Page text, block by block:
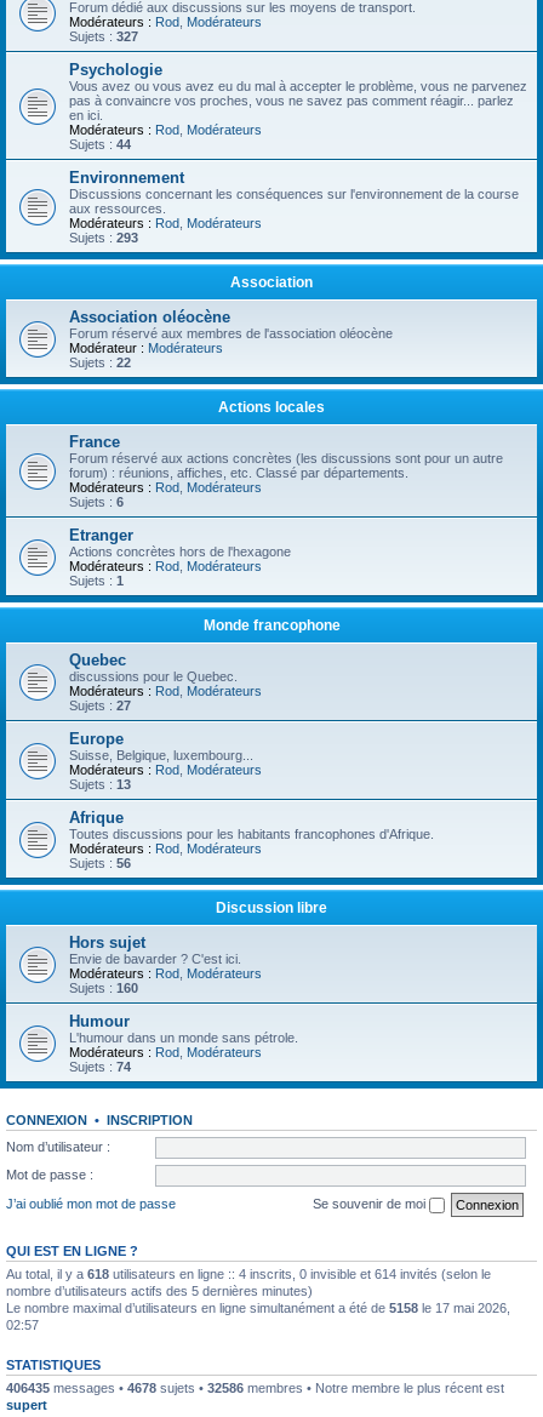
Forum dédié aux discussions sur les moyens de transport.
Modérateurs : Rod Modérateurs
Sujets : 327
Psychologie
Vous avez ou vous avez eu du mal à accepter le problème, vous ne parvenez
pas à convaincre vos proches, vous ne savez pas comment réagir... parlez
en ici.
Modérateurs : Rod Modérateurs
Sujets : 44
Environnement
Discussions concernant les conséquences sur l'environnement de la course
aux ressources.
Modérateurs : Rod Modérateurs
Sujets : 293
Association
Association oléocène
Forum réservé aux membres de l'association oléocène
Modérateur : Modérateurs
Sujets : 22
Actions locales
France
Forum réservé aux actions concrètes (les discussions sont pour un autre
forum) : réunions, affiches, etc. Classé par départements.
Modérateurs : Rod Modérateurs
Sujets : 6
Etranger
Actions concrètes hors de l'hexagone
Modérateurs : Rod Modérateurs
Sujets : 1
Monde francophone
Quebec
discussions pour le Quebec.
Modérateurs : Rod Modérateurs
Sujets : 27
Europe
Suisse, Belgique, luxembourg...
Modérateurs : Rod Modérateurs
Sujets : 13
Afrique
Toutes discussions pour les habitants francophones d'Afrique.
Modérateurs : Rod Modérateurs
Sujets : 56
Discussion libre
Hors sujet
Envie de bavarder ? C'est ici.
Modérateurs : Rod Modérateurs
Sujets : 160
Humour
L'humour dans un monde sans pétrole.
Modérateurs : Rod Modérateurs
Sujets : 74
CONNEXION • INSCRIPTION
Nom d’utilisateur :
Mot de passe :
J’ai oublié mon mot de passe
Se souvenir de moi
QUI EST EN LIGNE ?
Au total, il y a 618 utilisateurs en ligne :: 4 inscrits, 0 invisible et 614 invités (selon le
nombre d’utilisateurs actifs des 5 dernières minutes)
Le nombre maximal d’utilisateurs en ligne simultanément a été de 5158 le 17 mai 2026,
02:57
STATISTIQUES
406435 messages • 4678 sujets • 32586 membres • Notre membre le plus récent est
supert